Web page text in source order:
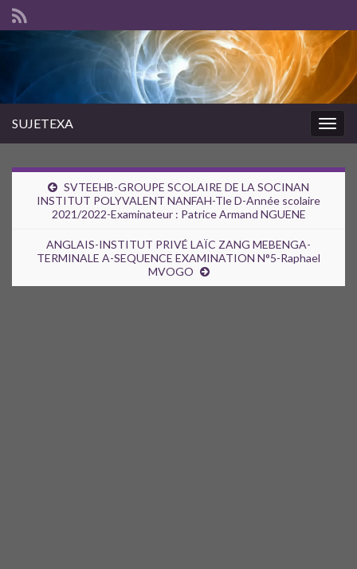
SUJETEXA
SVTEEHB-GROUPE SCOLAIRE DE LA SOCINAN
INSTITUT POLYVALENT NANFAH-Tle D-Année scolaire
2021/2022-Examinateur : Patrice Armand NGUENE
ANGLAIS-INSTITUT PRIVÉ LAÏC ZANG MEBENGA-
TERMINALE A-SEQUENCE EXAMINATION N°5-Raphael
MVOGO